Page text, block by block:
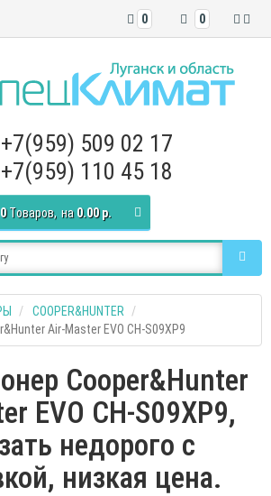
0
0
+7(959) 509 02 17
+7(959) 110 45 18
0 Tоваров, на 0.00 р.
COOPER&HUNTER
Air-Master EVO CH-S09XP9
Cooper&Hunter
EVO CH-S09XP9,
недорого с
низкая цена.